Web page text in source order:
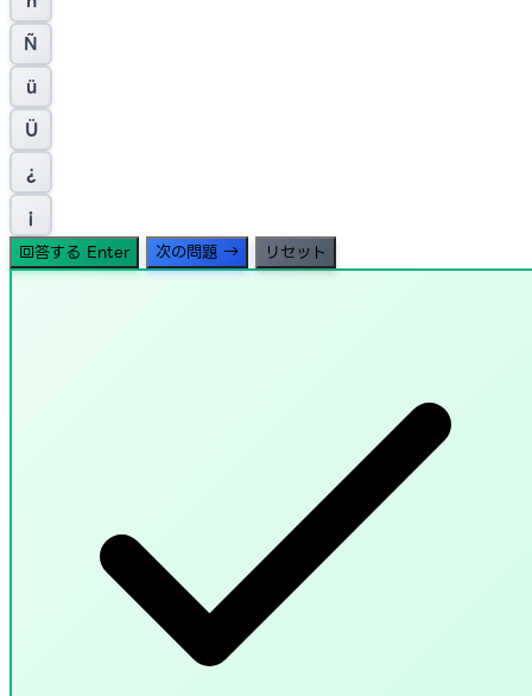
Ñ
ü
Ü
¿
¡
回答する Enter 次の問題 → リセット